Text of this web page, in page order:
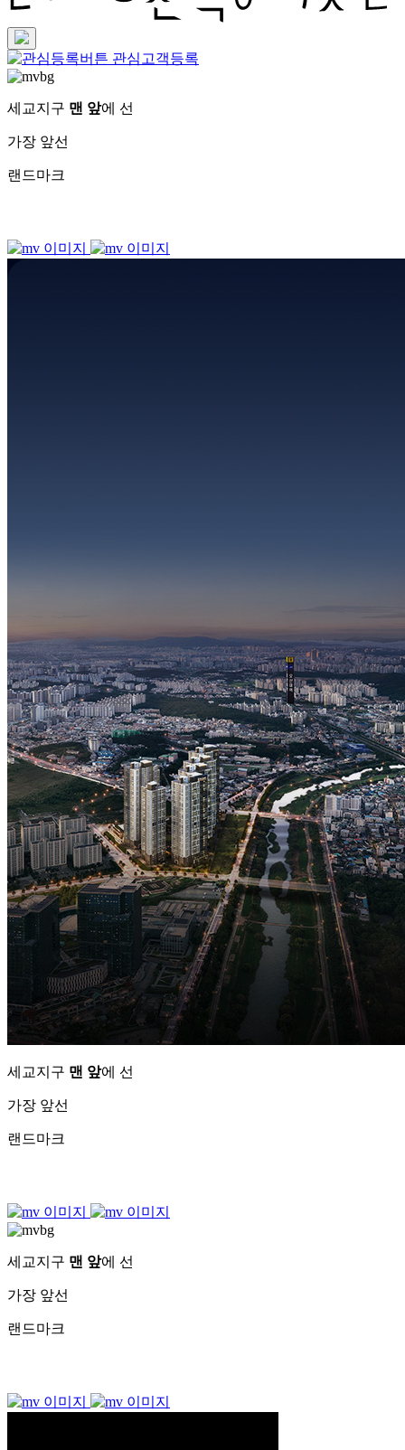
관심고객등록
세교지구 맨 앞에 선
가장 앞선
랜드마크
세교지구 맨 앞에 선
가장 앞선
랜드마크
세교지구 맨 앞에 선
가장 앞선
랜드마크